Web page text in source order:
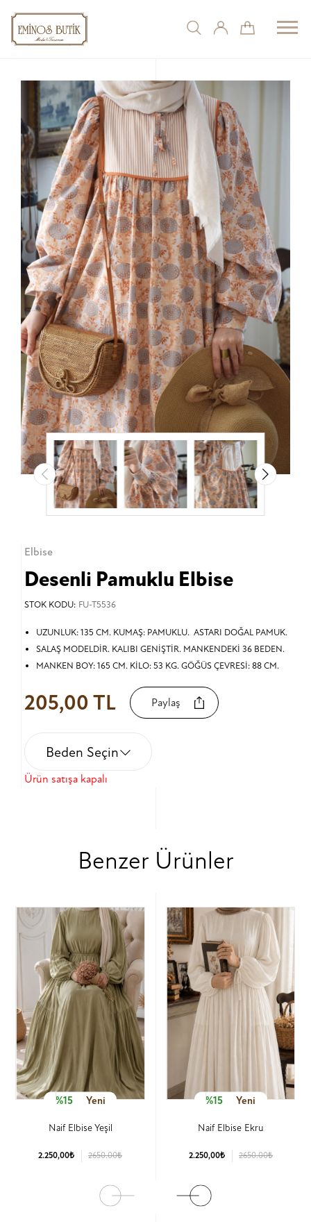
Elbise
Desenli Pamuklu Elbise
STOK KODU: FU-T5536
UZUNLUK: 135 CM. KUMAŞ: PAMUKLU. ASTARI DOĞAL PAMUK.
SALAŞ MODELDİR. KALIBI GENİŞTİR. MANKENDEKİ 36 BEDEN.
MANKEN BOY: 165 CM. KİLO: 53 KG. GÖĞÜS ÇEVRESİ: 88 CM.
205,00 TL Paylaş
Beden Seçin
Ürün satışa kapalı
Benzer Ürünler
%15 Yeni
Naif Elbise Yeşil
2.250,00₺ 2650.00₺
%15 Yeni
Naif Elbise Ekru
2.250,00₺ 2650.00₺